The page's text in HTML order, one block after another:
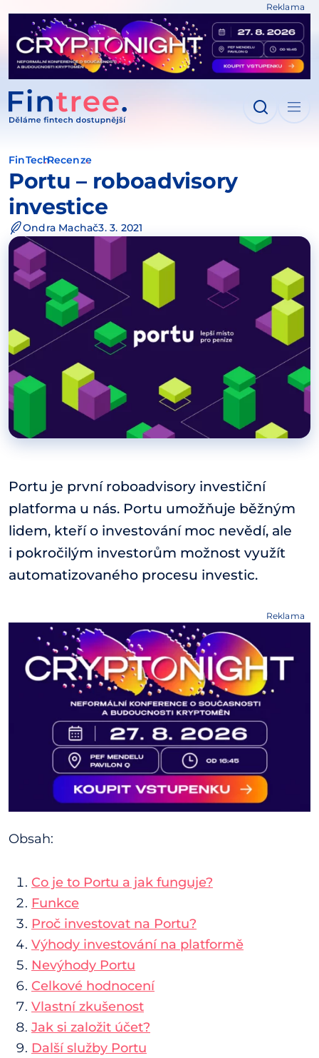
Reklama
FinTechRecenze
Portu – roboadvisory
investice
Ondra Machač3. 3. 2021
Portu je první roboadvisory investiční
platforma u nás. Portu umožňuje běžným
lidem, kteří o investování moc nevědí, ale
i pokročilým investorům možnost využít
automatizovaného procesu investic.
Reklama
Obsah:
Co je to Portu a jak funguje?
Funkce
Proč investovat na Portu?
Výhody investování na platformě
Nevýhody Portu
Celkové hodnocení
Vlastní zkušenost
Jak si založit účet?
Další služby Portu